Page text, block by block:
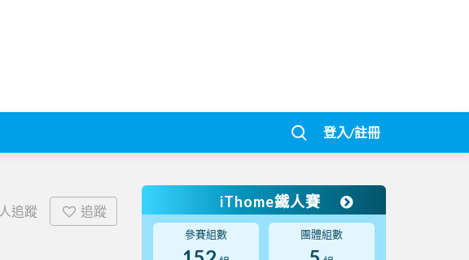
登入/註冊
人追蹤 追蹤
iThome鐵人賽
參賽組數 團體組數